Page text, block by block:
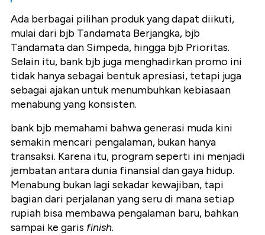
Ada berbagai pilihan produk yang dapat diikuti,
mulai dari bjb Tandamata Berjangka, bjb
Tandamata dan Simpeda, hingga bjb Prioritas.
Selain itu, bank bjb juga menghadirkan promo ini
tidak hanya sebagai bentuk apresiasi, tetapi juga
sebagai ajakan untuk menumbuhkan kebiasaan
menabung yang konsisten.
bank bjb memahami bahwa generasi muda kini
semakin mencari pengalaman, bukan hanya
transaksi. Karena itu, program seperti ini menjadi
jembatan antara dunia finansial dan gaya hidup.
Menabung bukan lagi sekadar kewajiban, tapi
bagian dari perjalanan yang seru di mana setiap
rupiah bisa membawa pengalaman baru, bahkan
sampai ke garis finish.